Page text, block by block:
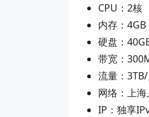
CPU：2核
内存：4GB
硬盘：
带宽：
流量：3TB/
网络：上
IP：独享